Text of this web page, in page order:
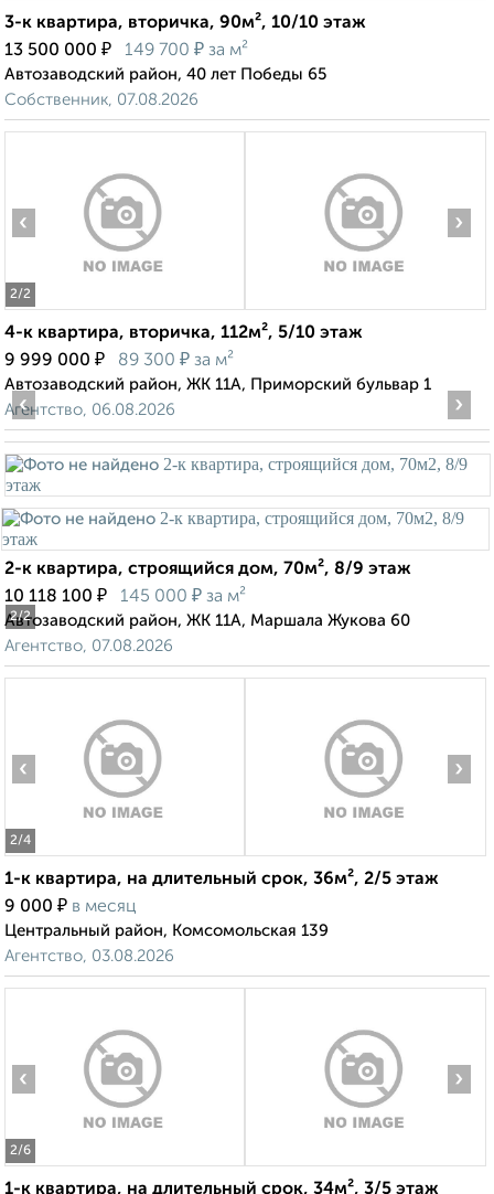
3-к квартира, вторичка, 90м², 10/10 этаж
13 500 000 ₽ 149 700 ₽ за м²
Автозаводский район, 40 лет Победы 65
Собственник, 07.08.2026
2/2
‹ ›
4-к квартира, вторичка, 112м², 5/10 этаж
9 999 000 ₽ 89 300 ₽ за м²
Автозаводский район, ЖК 11А, Приморский бульвар 1
Агентство, 06.08.2026
2/2
‹ ›
2-к квартира, строящийся дом, 70м², 8/9 этаж
10 118 100 ₽ 145 000 ₽ за м²
Автозаводский район, ЖК 11А, Маршала Жукова 60
Агентство, 07.08.2026
2/4
‹ ›
1-к квартира, на длительный срок, 36м², 2/5 этаж
9 000 ₽ в месяц
Центральный район, Комсомольская 139
Агентство, 03.08.2026
2/6
‹ ›
1-к квартира, на длительный срок, 34м², 3/5 этаж